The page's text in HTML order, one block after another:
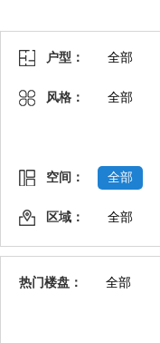
户型： 全部
风格： 全部
空间： 全部
区域： 全部
热门楼盘： 全部